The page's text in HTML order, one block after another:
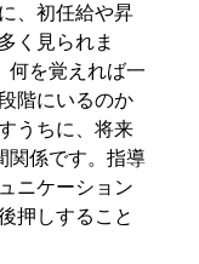
、初任給や昇
く見られま
何を覚えれば一
階にいるのか
うちに、将来
関係です。指導
ニケーション
押しすること